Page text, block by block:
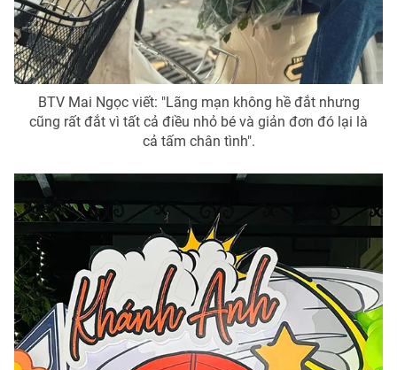
BTV Mai Ngọc viết: "Lãng mạn không hề đắt nhưng
cũng rất đắt vì tất cả điều nhỏ bé và giản đơn đó lại là
cả tấm chân tình".